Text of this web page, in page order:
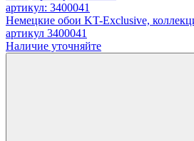
артикул: 3400041
Немецкие обои KT-Exclusive,
артикул 3400041
Наличие уточняйте